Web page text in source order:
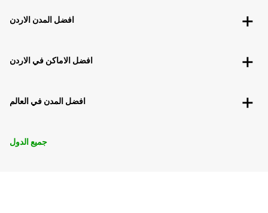
افضل المدن الاردن
افضل الاماكن في الاردن
افضل المدن في العالم
جميع الدول